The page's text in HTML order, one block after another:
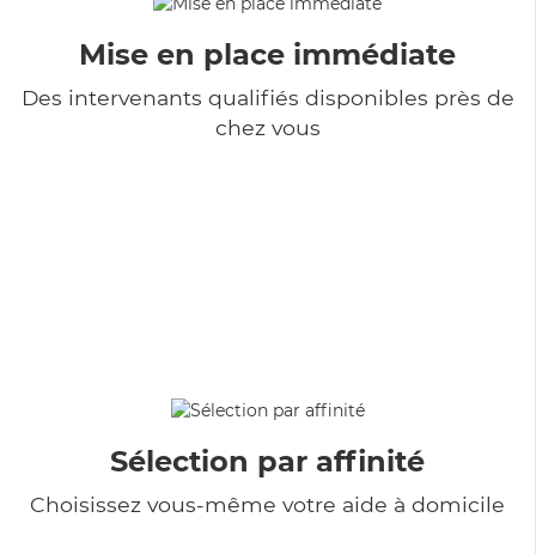
Mise en place immédiate
Des intervenants qualifiés disponibles près de
chez vous
Sélection par affinité
Choisissez vous-même votre aide à domicile